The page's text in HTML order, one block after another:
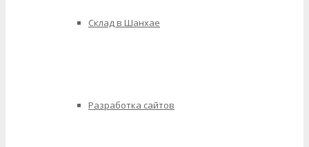
Склад в Шанхае
Разработка сайтов